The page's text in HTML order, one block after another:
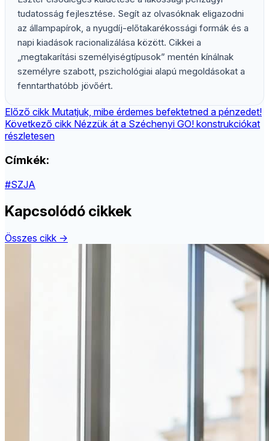
tudatosság fejlesztése. Segít az olvasóknak eligazodni
az állampapírok, a nyugdíj-előtakarékossági formák és a
napi kiadások racionalizálása között. Cikkei a
„megtakarítási személyiségtípusok” mentén kínálnak
személyre szabott, pszichológiai alapú megoldásokat a
fenntarthatóbb jövőért.
Előző cikk Mutatjuk, mibe érdemes befektetned a pénzedet!
Következő cikk Nézzük át a Széchenyi GO! konstrukciókat
részletesen
Címkék:
#SZJA
Kapcsolódó cikkek
Összes cikk →